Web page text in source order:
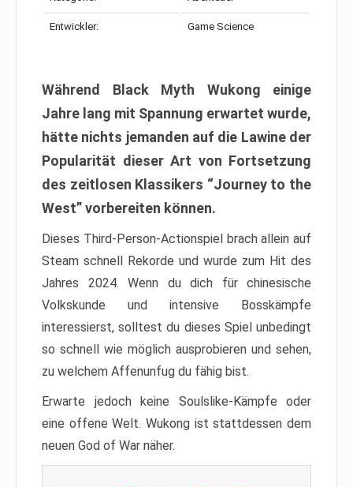
Entwickler: Game Science
Während Black Myth Wukong einige
Jahre lang mit Spannung erwartet wurde,
hätte nichts jemanden auf die Lawine der
Popularität dieser Art von Fortsetzung
des zeitlosen Klassikers “Journey to the
West” vorbereiten können.
Dieses Third-Person-Actionspiel brach allein auf
Steam schnell Rekorde und wurde zum Hit des
Jahres 2024. Wenn du dich für chinesische
Volkskunde und intensive Bosskämpfe
interessierst, solltest du dieses Spiel unbedingt
so schnell wie möglich ausprobieren und sehen,
zu welchem Affenunfug du fähig bist.
Erwarte jedoch keine Soulslike-Kämpfe oder
eine offene Welt. Wukong ist stattdessen dem
neuen God of War näher.